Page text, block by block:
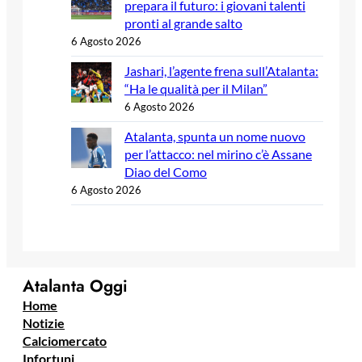
prepara il futuro: i giovani talenti
pronti al grande salto
6 Agosto 2026
Jashari, l’agente frena sull’Atalanta:
“Ha le qualità per il Milan”
6 Agosto 2026
Atalanta, spunta un nome nuovo
per l’attacco: nel mirino c’è Assane
Diao del Como
6 Agosto 2026
Atalanta Oggi
Home
Notizie
Calciomercato
Infortuni